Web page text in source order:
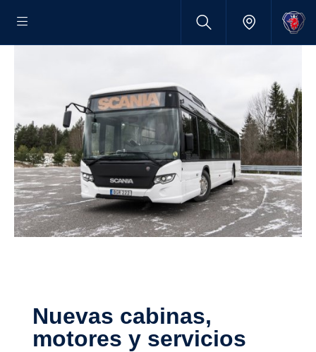
Nuevas cabinas,
motores y servi­cios